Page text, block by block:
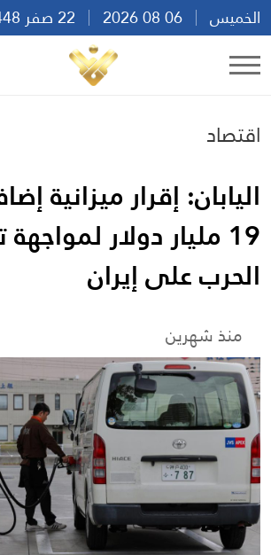
الخميس
06:49
اقتصاد
اليابان: إقرار ميزانية
19 مليار دولار
الحرب على إيران
منذ شهرين